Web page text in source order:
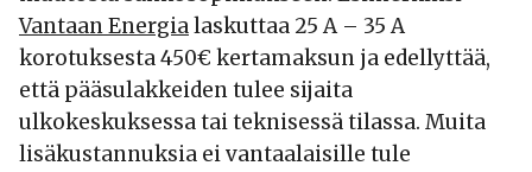
Vantaan Energialaskuttaa 25 A – 35 A
korotuksesta 450€ kertamaksun ja edellyttää,
että pääsulakkeiden tulee sijaita
ulkokeskuksessa tai teknisessä tilassa. Muita
lisäkustannuksia ei vantaalaisille tule